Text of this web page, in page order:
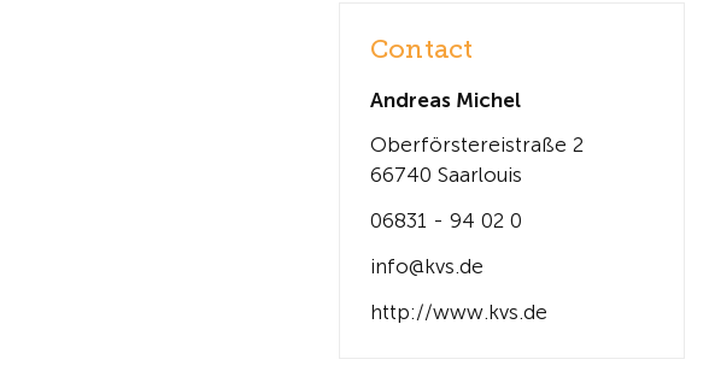
Contact
Andreas Michel
Oberförstereistraße 2
66740 Saarlouis
06831 - 94 02 0
info@kvs.de
http://www.kvs.de